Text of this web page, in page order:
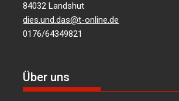
84032 Landshut
dies.und.das@t-online.de
0176/64349821
Über uns